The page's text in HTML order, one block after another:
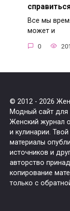
Все мы
может и
0 201
© 2012 - 2026
Модный сайт для
Женский журнал
и кулинарии.
материалы
источников и
авторство
копирование
только с